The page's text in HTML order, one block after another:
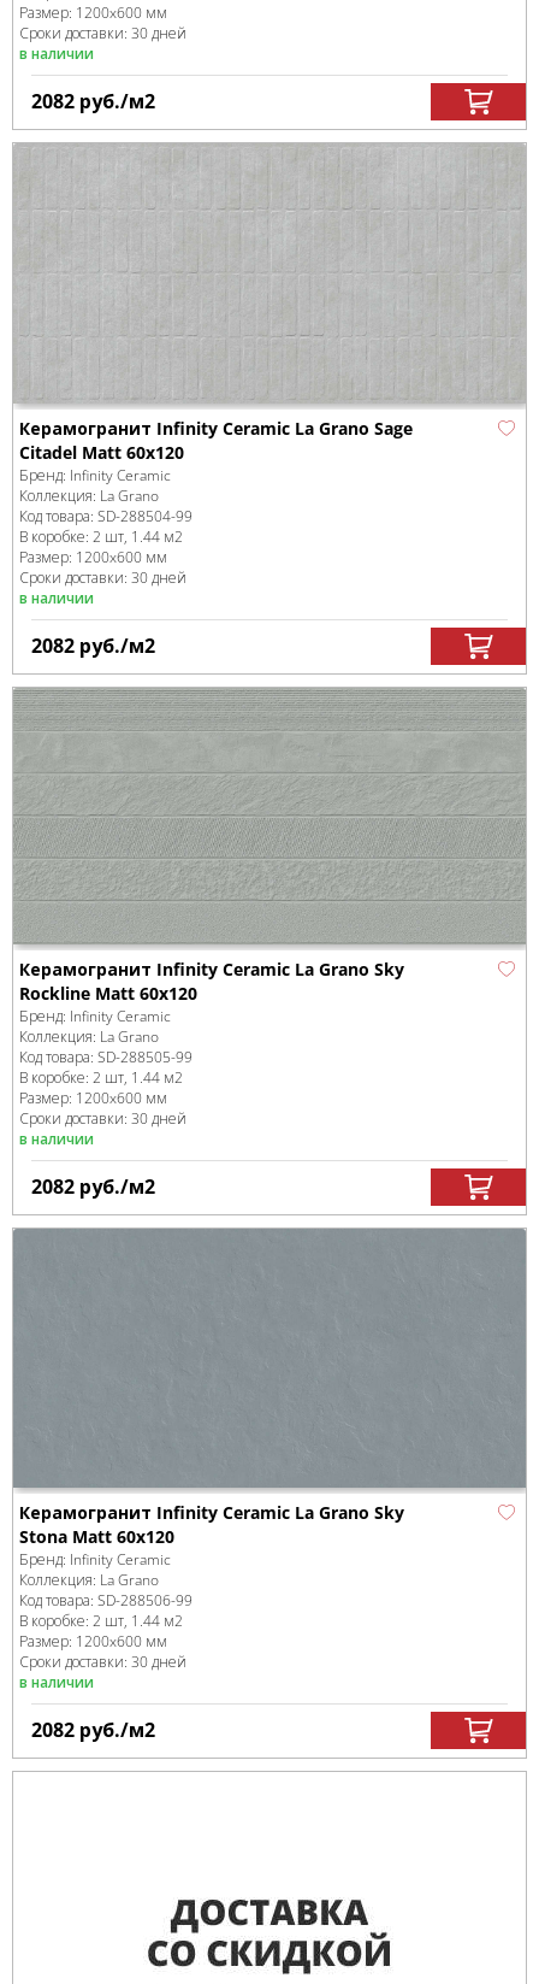
Размер: 1200x600 мм
Сроки доставки: 30 дней
в наличии
2082 руб./м2
Керамогранит Infinity Ceramic La Grano Sage
Citadel Matt 60x120
Бренд: Infinity Ceramic
Коллекция: La Grano
Код товара: SD-288504-99
В коробке: 2 шт, 1.44 м2
Размер: 1200x600 мм
Сроки доставки: 30 дней
в наличии
2082 руб./м2
Керамогранит Infinity Ceramic La Grano Sky
Rockline Matt 60x120
Бренд: Infinity Ceramic
Коллекция: La Grano
Код товара: SD-288505-99
В коробке: 2 шт, 1.44 м2
Размер: 1200x600 мм
Сроки доставки: 30 дней
в наличии
2082 руб./м2
Керамогранит Infinity Ceramic La Grano Sky
Stona Matt 60x120
Бренд: Infinity Ceramic
Коллекция: La Grano
Код товара: SD-288506-99
В коробке: 2 шт, 1.44 м2
Размер: 1200x600 мм
Сроки доставки: 30 дней
в наличии
2082 руб./м2